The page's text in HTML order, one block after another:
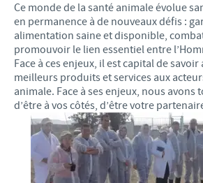
Ce monde de la santé animale évolue
en permanence à de nouveaux défis :
alimentation saine et disponible,
promouvoir le lien essentiel entre
Face à ces enjeux, il est capital de
meilleurs produits et services aux
animale. Face à ses enjeux, nous
d’être à vos côtés, d’être votre